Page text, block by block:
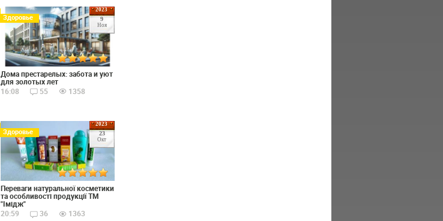
2023
9
Ноя
Здоровье
Дома престарелых: забота и уют
для золотых лет
16:08
55 1358
2023
23
Окт
Здоровье
Переваги натуральної косметики
та особливості продукції ТМ
"Імідж"
20:59
36 1363